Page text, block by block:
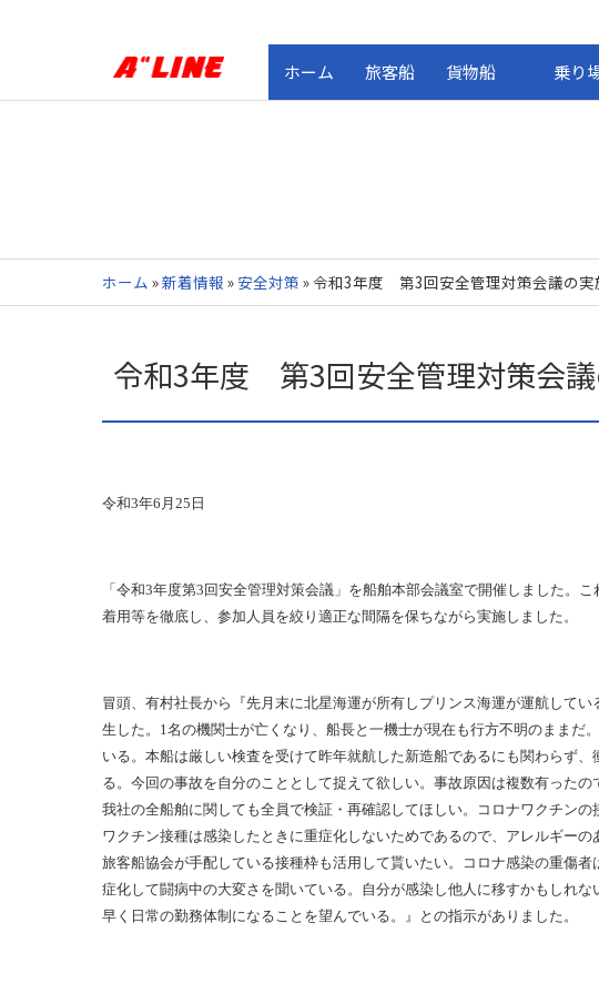
ホーム 旅客船 貨物船 乗り
ホーム »新着情報 » 安全対策 » 令和3年度 第3回安全管理対策会議の実
令和3年度 第3回安全管理対策会
令和3年6 月 25 日
「令和3年度第3 回安全管理対策会議」を船舶本部会議室で開催しました。
着用等を徹底し、参加人員を絞り適正な間隔を保ちながら実施しました。
冒頭、有村社長から『先月末に北星海運が所有しプリンス海運が運航して
生した。1名の機関士が亡くなり、船長と一機士が現在も行方不明のままだ
いる。本船は厳しい検査を受けて昨年就航した新造船であるにも関わらず
る。今回の事故を自分のこととして捉えて欲しい。事故原因は複数有った
我社の全船舶に関しても全員で検証・再確認してほしい。コロナワクチン
ワクチン接種は感染したときに重症化しないためであるので、アレルギー
旅客船協会が手配している接種枠も活用して貰いたい。コロナ感染の重傷
症化して闘病中の大変さを聞いている。自分が感染し他人に移すかもしれ
早く日常の勤務体制になることを望んでいる。』との指示がありました。